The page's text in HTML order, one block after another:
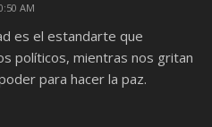
AM
es el estandarte que
políticos, mientras nos gritan
para hacer la paz.